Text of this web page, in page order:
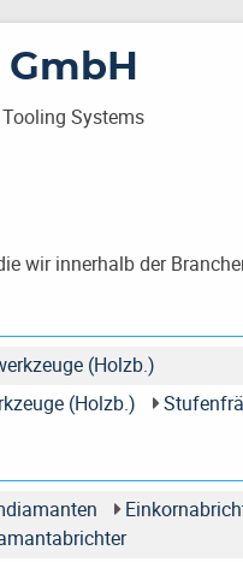
GmbH
Systems
wir innerhalb der
(Holzb.)
(Holzb.)